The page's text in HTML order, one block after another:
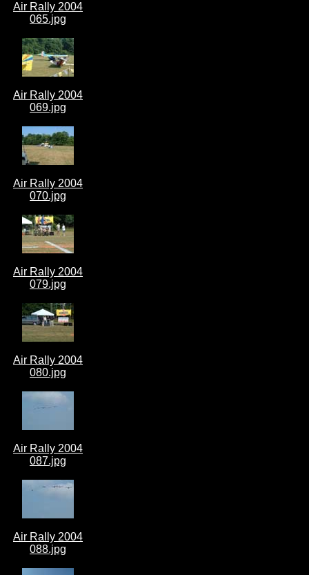
Air Rally 2004
065.jpg
Air Rally 2004
069.jpg
Air Rally 2004
070.jpg
Air Rally 2004
079.jpg
Air Rally 2004
080.jpg
Air Rally 2004
087.jpg
Air Rally 2004
088.jpg